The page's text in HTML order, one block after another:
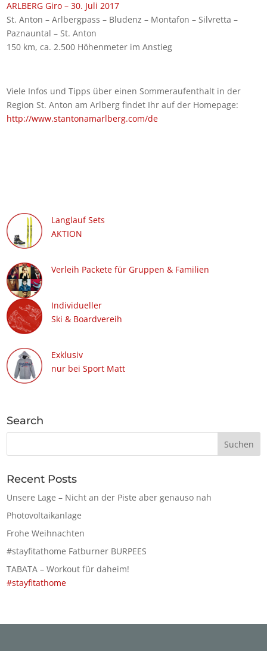
ARLBERG Giro – 30. Juli 2017
St. Anton – Arlbergpass – Bludenz – Montafon – Silvretta –
Paznauntal – St. Anton
150 km, ca. 2.500 Höhenmeter im Anstieg
Viele Infos und Tipps über einen Sommeraufenthalt in der
Region St. Anton am Arlberg findet Ihr auf der Homepage:
http://www.stantonamarlberg.com/de
Langlauf Sets
AKTION
Verleih Packete für Gruppen & Familien
Individueller
Ski & Boardvereih
Exklusiv
nur bei Sport Matt
Search
Recent Posts
Unsere Lage – Nicht an der Piste aber genauso nah
Photovoltaikanlage
Frohe Weihnachten
#stayfitathome Fatburner BURPEES
TABATA – Workout für daheim!
#stayfitathome